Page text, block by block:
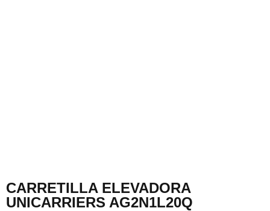
CARRETILLA ELEVADORA
UNICARRIERS AG2N1L20Q